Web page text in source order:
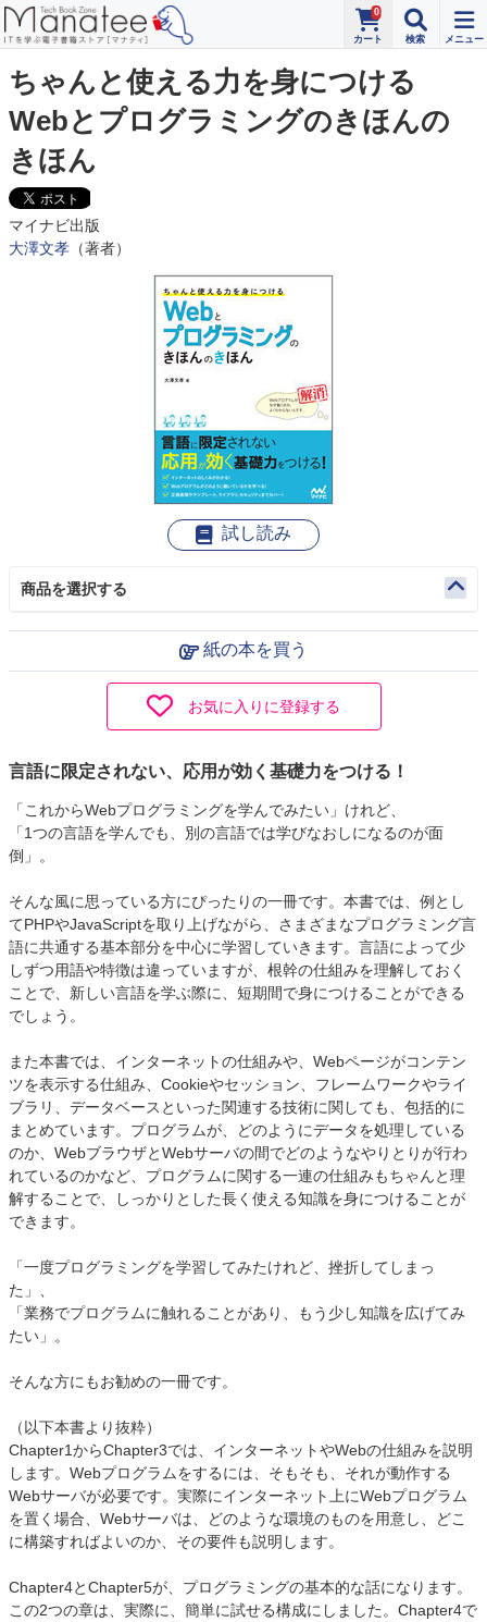
0
ちゃんと使える力を身につける
Webとプログラミングのきほんの
きほん
マイナビ出版
大澤文孝 （著者）
試し読み
商品を選択する
紙の本を買う
お気に入りに登録する
言語に限定されない、応用が効く基礎力をつける！
「これからWebプログラミングを学んでみたい」けれど、
「1つの言語を学んでも、別の言語では学びなおしになるのが面
倒」。
そんな風に思っている方にぴったりの一冊です。本書では、例とし
てPHPやJavaScriptを取り上げながら、さまざまなプログラミング言
語に共通する基本部分を中心に学習していきます。言語によって少
しずつ用語や特徴は違っていますが、根幹の仕組みを理解しておく
ことで、新しい言語を学ぶ際に、短期間で身につけることができる
でしょう。
また本書では、インターネットの仕組みや、Webページがコンテン
ツを表示する仕組み、Cookieやセッション、フレームワークやライ
ブラリ、データベースといった関連する技術に関しても、包括的に
まとめています。プログラムが、どのようにデータを処理している
のか、WebブラウザとWebサーバの間でどのようなやりとりが行わ
れているのかなど、プログラムに関する一連の仕組みもちゃんと理
解することで、しっかりとした長く使える知識を身につけることが
できます。
「一度プログラミングを学習してみたけれど、挫折してしまっ
た」、
「業務でプログラムに触れることがあり、もう少し知識を広げてみ
たい」。
そんな方にもお勧めの一冊です。
（以下本書より抜粋）
Chapter1からChapter3では、インターネットやWebの仕組みを説明
します。Webプログラムをするには、そもそも、それが動作する
Webサーバが必要です。実際にインターネット上にWebプログラム
を置く場合、Webサーバは、どのような環境のものを用意し、どこ
に構築すればよいのか、その要件も説明します。
Chapter4とChapter5が、プログラミングの基本的な話になります。
この2つの章は、実際に、簡単に試せる構成にしました。Chapter4で